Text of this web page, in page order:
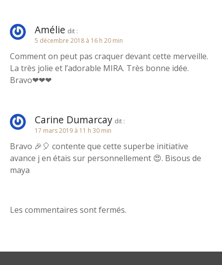
t
i
o
n
d
e
l
’
r
i
Amélie dit :
5 décembre 2018 à 16 h 20 min
Comment on peut pas craquer devant cette merveille.
La très jolie et l’adorable MIRA. Très bonne idée.
Bravo❤❤❤
Carine Dumarcay dit :
17 mars 2019 à 11 h 30 min
Bravo 🎉🎈 contente que cette superbe initiative
avance j en étais sur personnellement 😍. Bisous de
maya
Les commentaires sont fermés.